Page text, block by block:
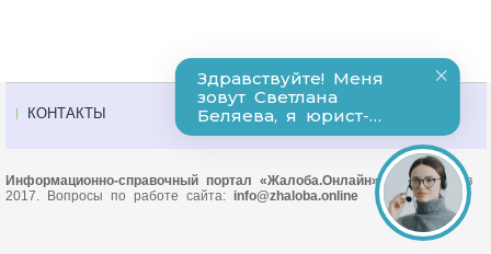
КОНТАКТЫ
Информационно-справочный портал «Жалоба.Онлайн»© Основан в
2017. Вопросы по работе сайта: info@zhaloba.online